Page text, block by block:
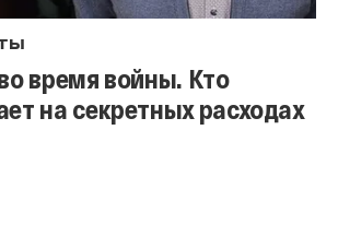
время войны. Кто
на секретных расходах